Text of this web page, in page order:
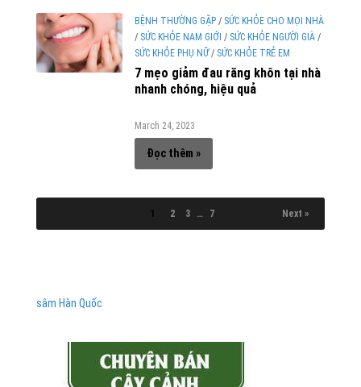
BỆNH THƯỜNG GẶP / SỨC KHỎE CHO MỌI NHÀ
/ SỨC KHỎE NAM GIỚI / SỨC KHỎE NGƯỜI GIÀ /
SỨC KHỎE PHỤ NỮ/ SỨC KHỎE TRẺ EM
7 mẹo giảm đau răng khôn tại nhà
nhanh chóng, hiệu quả
March 24, 2023
Đọc thêm »
1 2 3 … 7 Next »
sâm Hàn Quốc